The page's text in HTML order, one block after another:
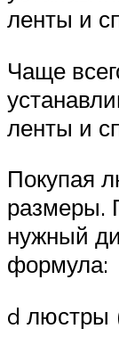
ленты и
Чаще
ленты и
Покупая
размеры.
нужный
формула:
d люстры